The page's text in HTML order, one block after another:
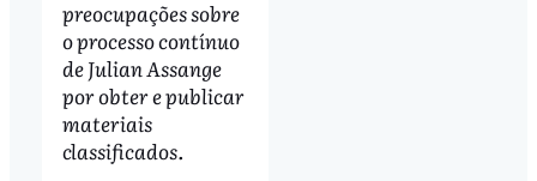
preocupações sobre
o processo contínuo
de Julian Assange
por obter e publicar
materiais
classificados.